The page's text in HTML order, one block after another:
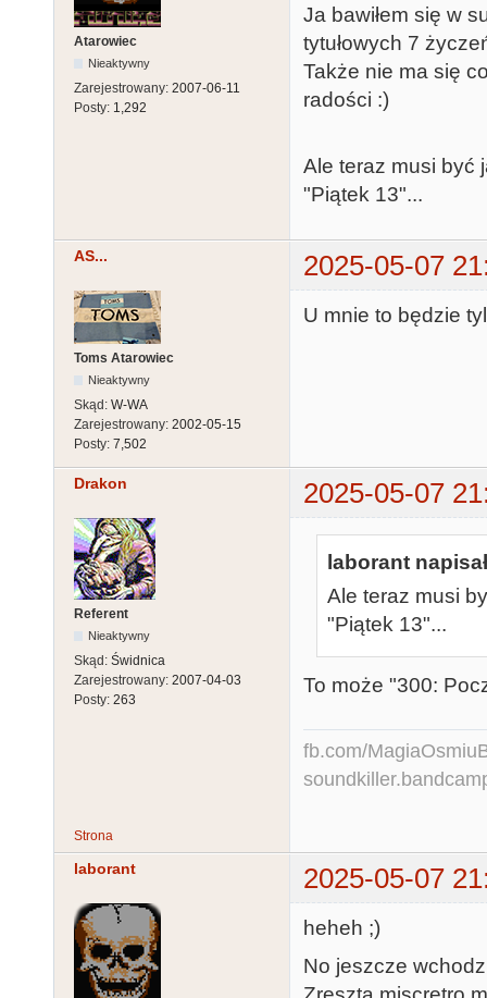
Atarowiec
Nieaktywny
Zarejestrowany: 2007-06-11
Posty: 1,292
Ja bawiłem się w
tytułowych 7
Także nie ma się
radości :)
Ale teraz musi być
"Piątek 13"...
AS... 2025-05-07
Toms Atarowiec
Nieaktywny
Skąd: W-WA
Zarejestrowany: 2002-05-15
Posty: 7,502
U mnie to będzie
Drakon 2025-05-07
Referent
Nieaktywny
Skąd: Świdnica
Zarejestrowany: 2007-04-03
Posty: 263
laborant
Ale teraz musi
"Piątek 13"...
To może "300:
fb.com/
Strona
laborant 2025-05-07
heheh ;)
No jeszcze